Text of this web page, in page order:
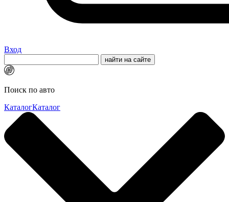
Вход
Поиск по авто
КаталогКаталог